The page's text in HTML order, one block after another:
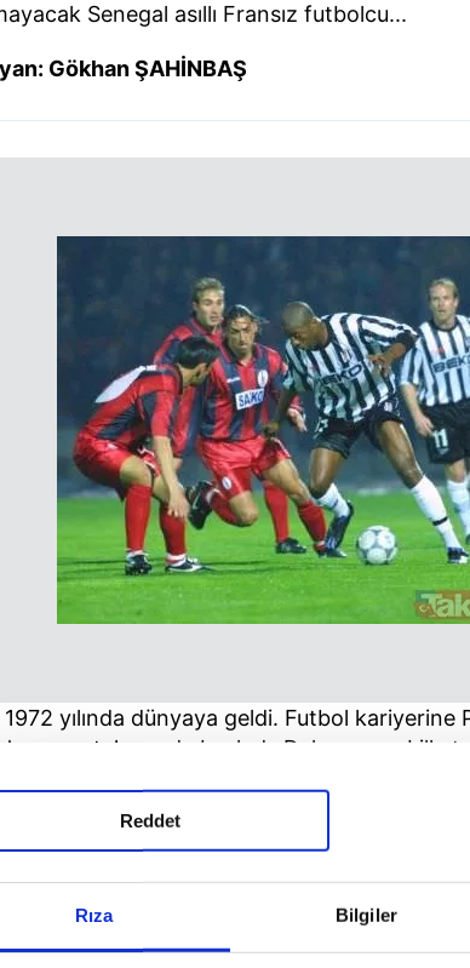
Rıza Bilgiler
Reddet
Senegal asıllı Fransız futbolcu...
Gökhan ŞAHİNBAŞ
yılında dünyaya geldi. Futbol kariyerine
genç takımında başladı. Daha sonra Lille